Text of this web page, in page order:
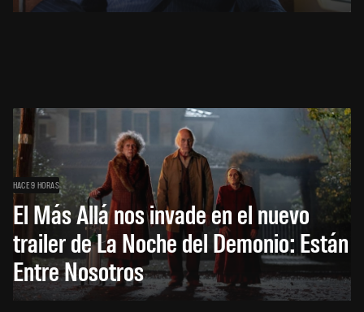
HACE 9 HORAS
El Más Allá nos invade en el nuevo
trailer de La Noche del Demonio: Están
Entre Nosotros